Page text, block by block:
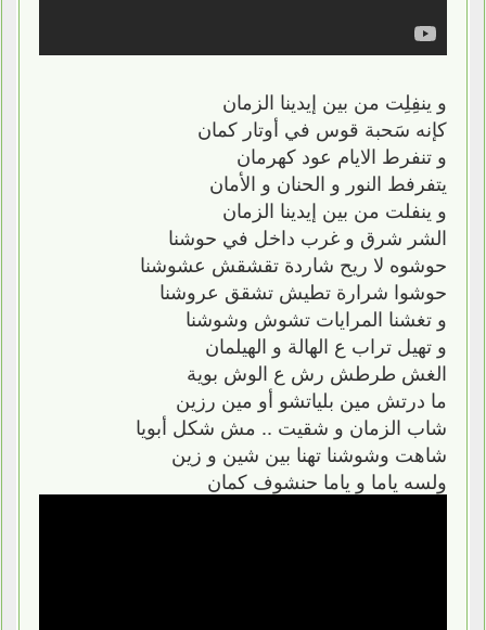
و ينفِلِت من بين إيدينا الزمان
كإنه سَحبة قوس في أوتار كمان
و تنفرط الايام عود كهرمان
يتفرفط النور و الحنان و الأمان
و ينفلت من بين إيدينا الزمان
الشر شرق و غرب داخل في حوشنا
حوشوه لا ريح شاردة تقشقش عشوشنا
حوشوا شرارة تطيش تشقق عروشنا
و تغشنا المرايات تشوش وشوشنا
و تهيل تراب ع الهالة و الهيلمان
الغش طرطش رش ع الوش بوية
ما درتش مين بلياتشو أو مين رزين
شاب الزمان و شقيت .. مش شكل أبويا
شاهت وشوشنا تهنا بين شين و زين
ولسه ياما و ياما حنشوف كمان